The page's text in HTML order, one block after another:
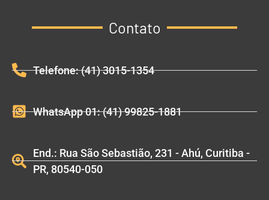
Contato
Telefone: (41) 3015-1354
WhatsApp 01: (41) 99825-1881
End.: Rua São Sebastião, 231 - Ahú, Curitiba -
PR, 80540-050